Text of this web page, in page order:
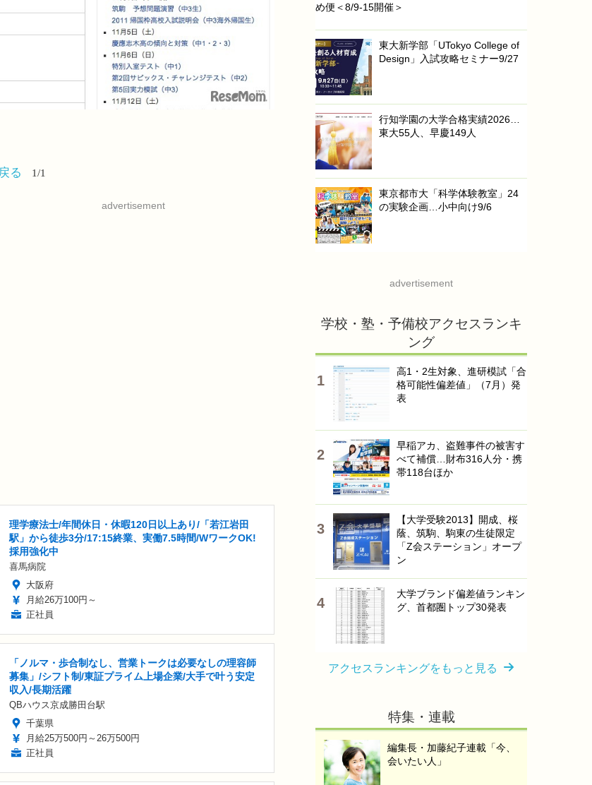
る 1/1
advertisement
理学療法士/年間休日・休暇120日以上あり/「若江岩田
駅」から徒歩3分/17:15終業、実働7.5時間/WワークOK!
採用強化中
喜馬病院
大阪府
月給26万100円～
正社員
「ノルマ・歩合制なし、営業トークは必要なしの理容師
募集」/シフト制/東証プライム上場企業/大手で叶う安定
収入/長期活躍
QBハウス京成勝田台駅
千葉県
月給25万500円～26万500円
正社員
め便＜8/9-15開催＞
東大新学部「UTokyo College of
Design」入試攻略セミナー9/27
行知学園の大学合格実績2026…
東大55人、早慶149人
東京都市大「科学体験教室」24
の実験企画…小中向け9/6
advertisement
学校・塾・予備校アクセスランキ
ング
高1・2生対象、進研模試「合
格可能性偏差値」（7月）発
表
早稲アカ、盗難事件の被害す
べて補償…財布316人分・携
帯118台ほか
【大学受験2013】開成、桜
蔭、筑駒、駒東の生徒限定
「Z会ステーション」オープ
ン
大学ブランド偏差値ランキン
グ、首都圏トップ30発表
アクセスランキングをもっと見る
特集・連載
編集長・加藤紀子連載「今、
会いたい人」